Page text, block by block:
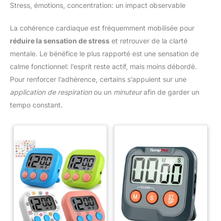
Stress, émotions, concentration: un impact observable
La cohérence cardiaque est fréquemment mobilisée pour
réduire la sensation de stress et retrouver de la clarté
mentale. Le bénéfice le plus rapporté est une sensation de
calme fonctionnel: l’esprit reste actif, mais moins débordé.
Pour renforcer l’adhérence, certains s’appuient sur une
application de respirationou un minuteurafin de garder un
tempo constant.